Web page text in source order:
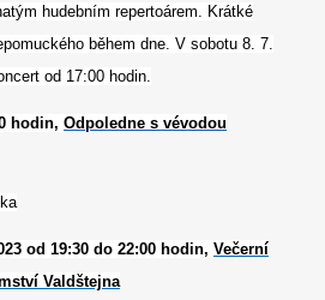
hudebním repertoárem. Krátké
během dne. V sobotu 8. 7.
od 17:00 hodin.
hodin, Odpoledne s vévodou
od 19:30 do 22:00 hodin, Večerní
Valdštejna